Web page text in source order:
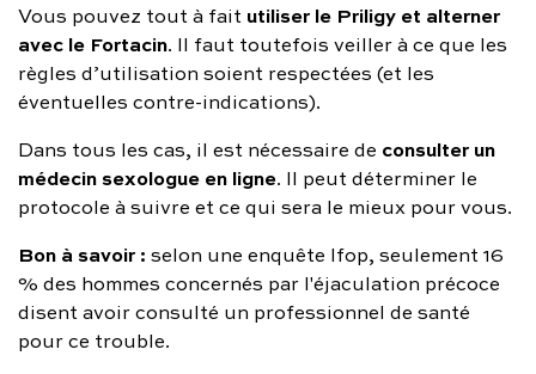
Vous pouvez tout à fait utiliser le Priligy et alterner
avec le Fortacin. Il faut toutefois veiller à ce que les
règles d’utilisation soient respectées (et les
éventuelles contre-indications).
Dans tous les cas, il est nécessaire de consulter un
médecin sexologue en ligne. Il peut déterminer le
protocole à suivre et ce qui sera le mieux pour vous.
Bon à savoir : selon une enquête Ifop, seulement 16
% des hommes concernés par l'éjaculation précoce
disent avoir consulté un professionnel de santé
pour ce trouble.